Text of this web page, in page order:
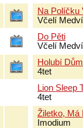
Na Políčku
Včelí
Do Pěti
Včelí
Holubí Dům
4tet
Lion Sleep
4tet
Žiletko, Má
Imodium